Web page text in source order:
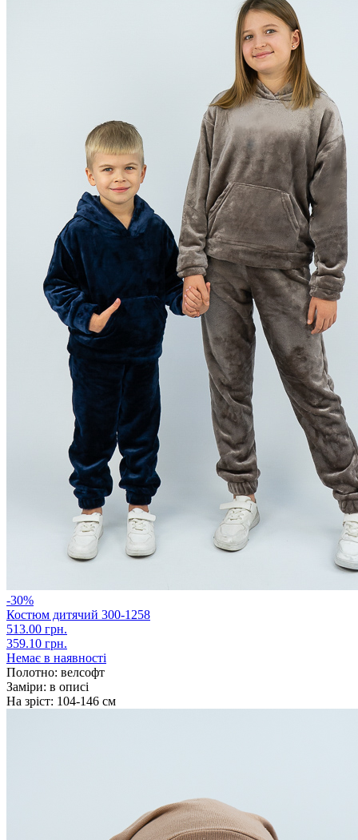
-30%
Костюм дитячий 300-1258
513.00 грн.
359.10 грн.
Немає в наявності
Полотно: велсофт
Заміри: в описі
На зріст: 104-146 см